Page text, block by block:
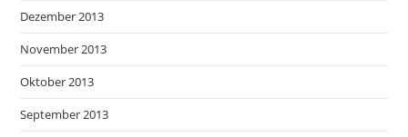
Dezember 2013
November 2013
Oktober 2013
September 2013